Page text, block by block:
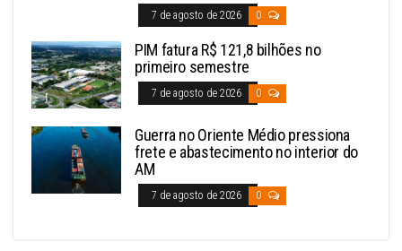
7 de agosto de 2026 0
PIM fatura R$ 121,8 bilhões no
primeiro semestre
7 de agosto de 2026 0
Guerra no Oriente Médio pressiona
frete e abastecimento no interior do
AM
7 de agosto de 2026 0